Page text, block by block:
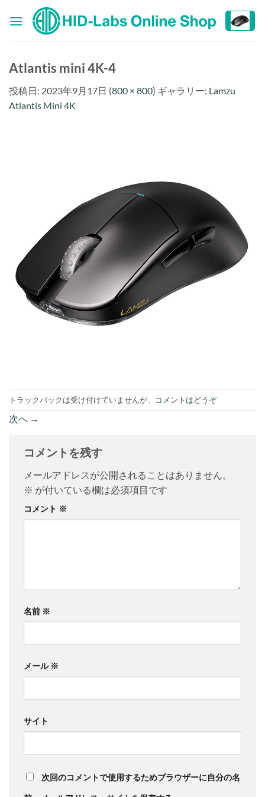
Atlantis mini 4K-4
投稿日: 2023年9月17日 (800 × 800) ギャラリー: Lamzu
Atlantis Mini 4K
トラックバックは受け付けていませんが、 コメントはどうぞ
次へ →
コメントを残す
メールアドレスが公開されることはありません。
※ が付いている欄は必須項目です
コメント ※
名前 ※
メール ※
サイト
次回のコメントで使用するためブラウザーに自分の名